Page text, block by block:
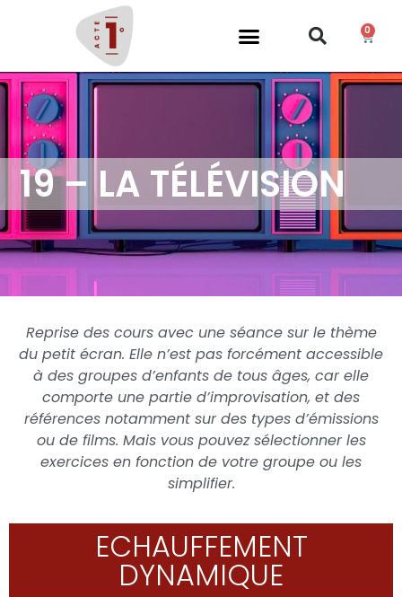
0
19 – LA TÉLÉVISION
Reprise des cours avec une séance sur le thème
du petit écran. Elle n’est pas forcément accessible
à des groupes d’enfants de tous âges, car elle
comporte une partie d’improvisation, et des
références notamment sur des types d’émissions
ou de films. Mais vous pouvez sélectionner les
exercices en fonction de votre groupe ou les
simplifier.
ECHAUFFEMENT
DYNAMIQUE